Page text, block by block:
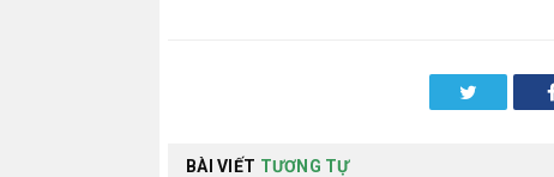
Twitter
BÀI VIẾT TƯƠNG TỰ